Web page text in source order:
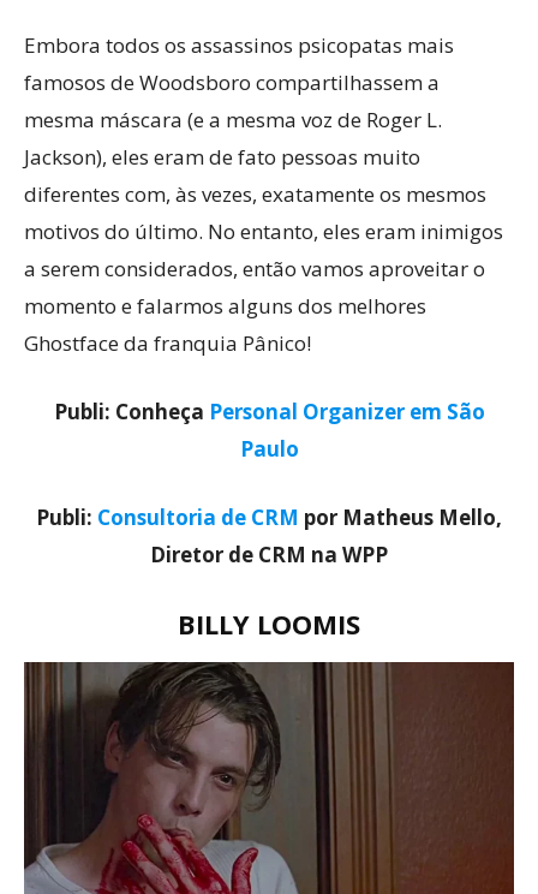
Embora todos os assassinos psicopatas mais
famosos de Woodsboro compartilhassem a
mesma máscara (e a mesma voz de Roger L.
Jackson), eles eram de fato pessoas muito
diferentes com, às vezes, exatamente os mesmos
motivos do último. No entanto, eles eram inimigos
a serem considerados, então vamos aproveitar o
momento e falarmos alguns dos melhores
Ghostface da franquia Pânico!
Publi: Conheça Personal Organizer em São
Paulo
Publi: Consultoria de CRM por Matheus Mello,
Diretor de CRM na WPP
BILLY LOOMIS